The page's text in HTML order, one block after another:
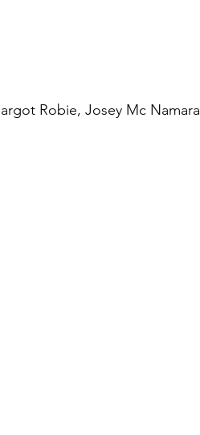
Robie, Josey Mc Namara